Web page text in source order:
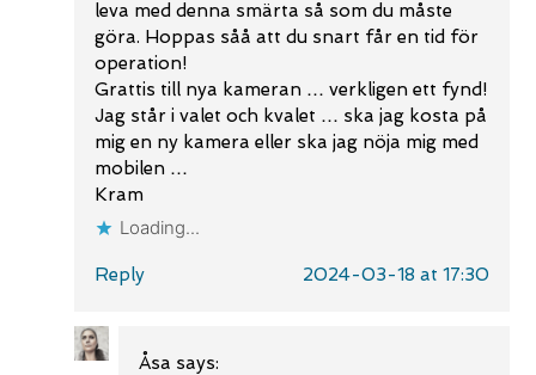
leva med denna smärta så som du måste
göra. Hoppas såå att du snart får en tid för
operation!
Grattis till nya kameran … verkligen ett fynd!
Jag står i valet och kvalet … ska jag kosta på
mig en ny kamera eller ska jag nöja mig med
mobilen …
Kram
Loading...
Reply 2024-03-18 at 17:30
Åsa says: